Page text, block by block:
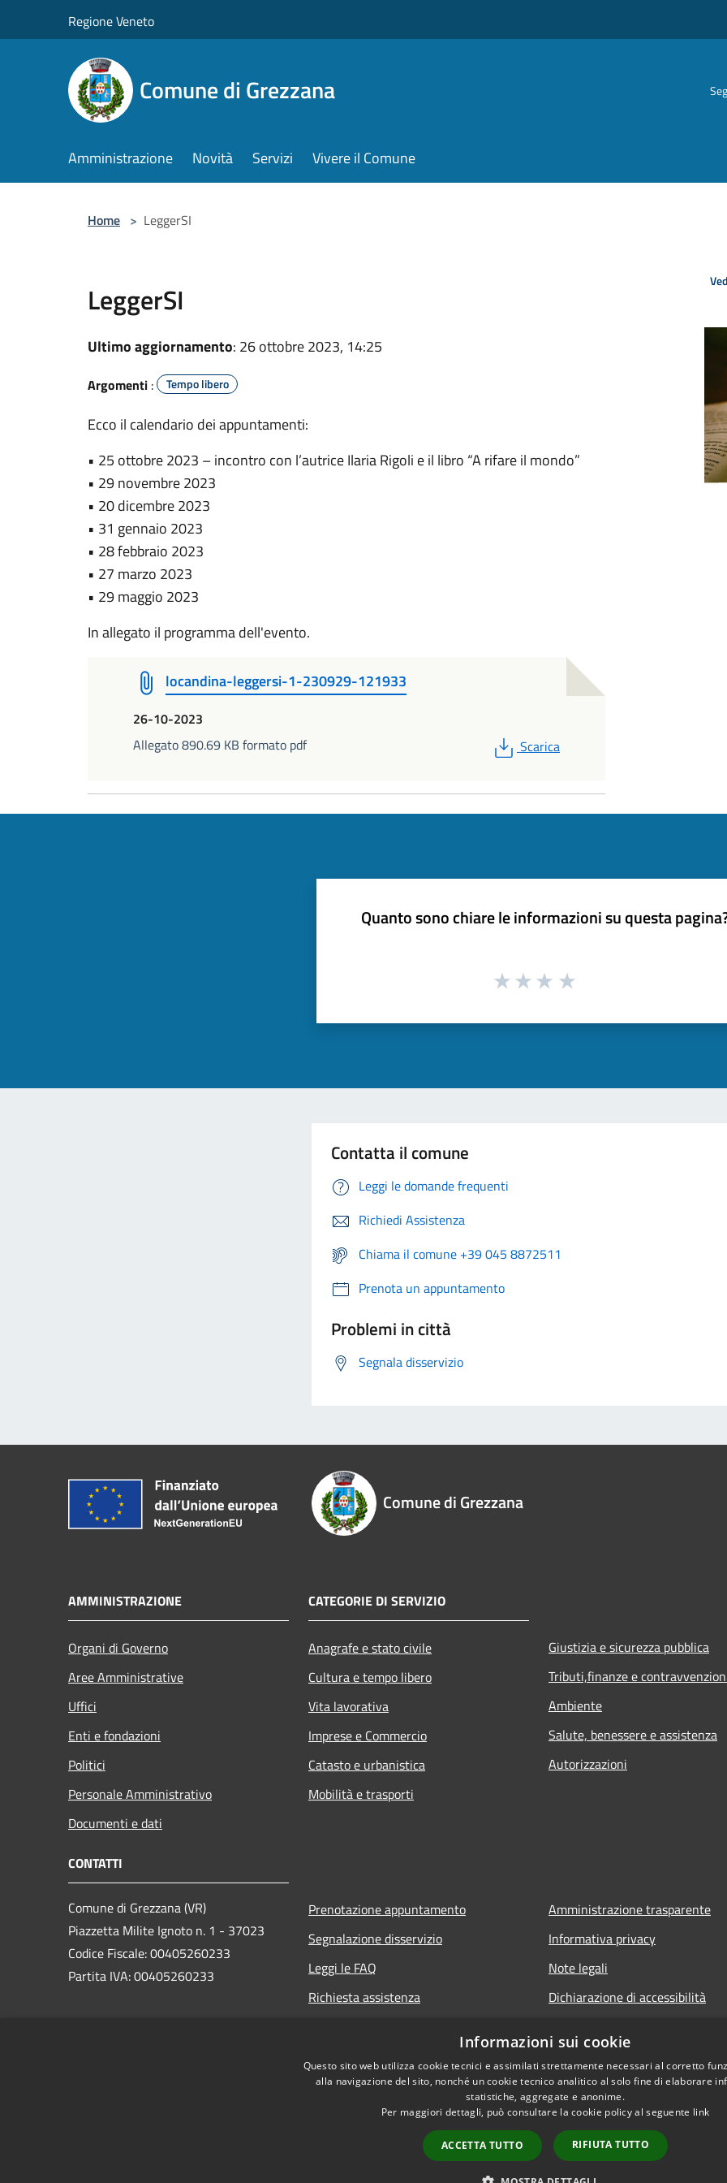
Regione Veneto
Comune di Grezzana
Amministrazione Novità Servizi Vivere il Comune
Home > LeggerSI
LeggerSI
Ultimo aggiornamento: 26 ottobre 2023, 14:25
Argomenti : Tempo libero
Ecco il calendario dei appuntamenti:
• 25 ottobre 2023 – incontro con l’autrice Ilaria Rigoli e il libro “A rifare il mondo”
• 29 novembre 2023
• 20 dicembre 2023
• 31 gennaio 2023
• 28 febbraio 2023
• 27 marzo 2023
• 29 maggio 2023
In allegato il programma dell'evento.
locandina-leggersi-1-230929-121933
26-10-2023
Allegato 890.69 KB formato pdf
PDF
Scarica
Quanto sono chiare le informazioni su questa
Contatta il comune
Leggi le domande frequenti
Richiedi Assistenza
Chiama il comune +39 045 8872511
Prenota un appuntamento
Problemi in città
Segnala disservizio
Comune di Grezzana
AMMINISTRAZIONE
Organi di Governo
Aree Amministrative
Uffici
Enti e fondazioni
Politici
Personale Amministrativo
Documenti e dati
CATEGORIE DI SERVIZIO
Anagrafe e stato civile
Cultura e tempo libero
Vita lavorativa
Imprese e Commercio
Catasto e urbanistica
Mobilità e trasporti
Giustizia e sicurezza pubblica
Tributi,finanze e
Ambiente
Salute, benessere e assistenza
Autorizzazioni
CONTATTI
Comune di Grezzana (VR)
Piazzetta Milite Ignoto n. 1 - 37023
Codice Fiscale: 00405260233
Partita IVA: 00405260233
Prenotazione appuntamento
Segnalazione disservizio
Leggi le FAQ
Richiesta assistenza
Amministrazione trasparente
Informativa privacy
Note legali
Dichiarazione di accessibilità
Copyright © 2026 • Comune
Informazioni sui cookie
Questo sito web utilizza cookie tecnici e assimilati strettamente necessari al corretto
alla navigazione del sito, nonché un cookie tecnico analitico al solo fine di elaborare
statistiche, aggregate e anonime.
Per maggiori dettagli, può consultare la cookie policy al seguente link
ACCETTA TUTTO RIFIUTA TUTTO